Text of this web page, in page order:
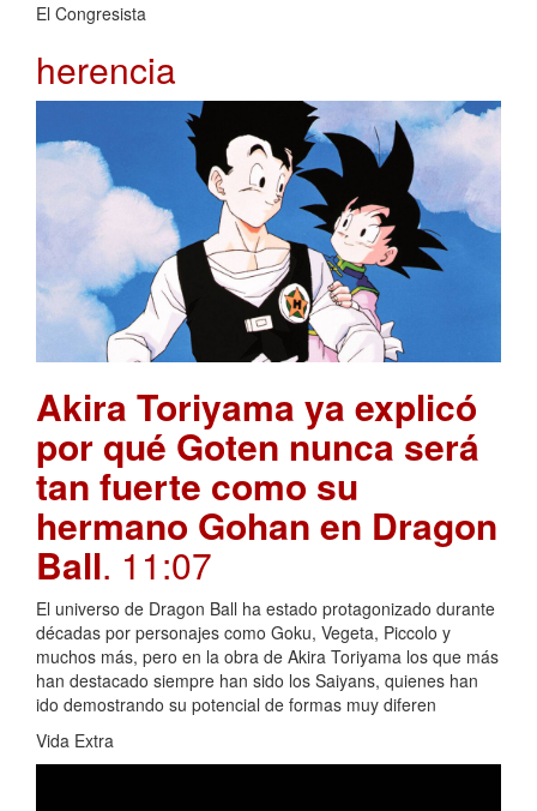
El Congresista
herencia
Akira Toriyama ya explicó
por qué Goten nunca será
tan fuerte como su
hermano Gohan en Dragon
Ball. 11:07
El universo de Dragon Ball ha estado protagonizado durante
décadas por personajes como Goku, Vegeta, Piccolo y
muchos más, pero en la obra de Akira Toriyama los que más
han destacado siempre han sido los Saiyans, quienes han
ido demostrando su potencial de formas muy diferen
Vida Extra